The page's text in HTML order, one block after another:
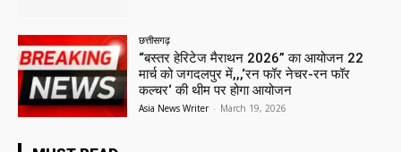
छत्तीसगढ़
“बस्तर हेरिटेज मैराथन 2026” का आयोजन 22
मार्च को जगदलपुर में,,,‘रन फॉर नेचर-रन फॉर
कल्चर‘ की थीम पर होगा आयोजन
Asia News Writer - March 19, 2026